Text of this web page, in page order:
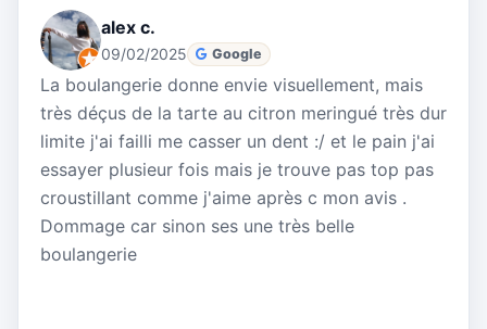
alex c.
09/02/2025 Google
La boulangerie donne envie visuellement, mais
très déçus de la tarte au citron meringué très dur
limite j'ai failli me casser un dent :/ et le pain j'ai
essayer plusieur fois mais je trouve pas top pas
croustillant comme j'aime après c mon avis .
Dommage car sinon ses une très belle
boulangerie